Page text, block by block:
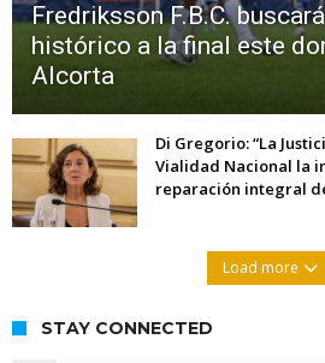
Fredriksson F.B.C.
histórico a la final este
Alcorta
Di Gregorio: “La
Vialidad Nacional la
reparación integral
Load more
STAY CONNECTED